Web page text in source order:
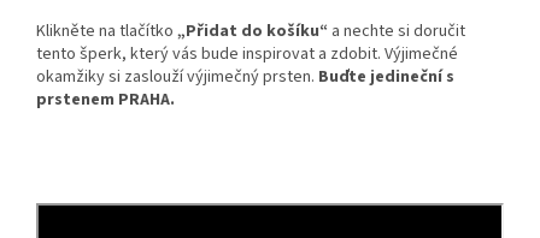
Klikněte na tlačítko „Přidat do košíku“ a nechte si doručit
tento šperk, který vás bude inspirovat a zdobit. Výjimečné
okamžiky si zaslouží výjimečný prsten. Buďte jedineční s
prstenem PRAHA.